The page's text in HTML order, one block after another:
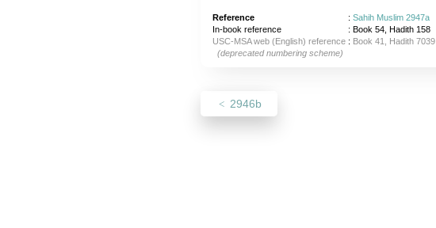
Reference : Sahih Muslim 2947a
In-book reference
: Book 54, Hadith 158
USC-MSA web (English) reference: Book 41, Hadith 7039
(deprecated numbering scheme)
2946b